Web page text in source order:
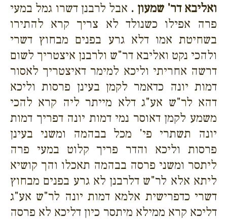
ואליבא דר' שמעון . אבל לרבנן דשרו גמל במעי
פרה אפילו כשנולד לא צריך קרא להתירו
בשחיטת אמו דלא גרע בפנים מבחוץ דשרי
ולהכי נקט ואליבא דר"ש ולרבנן איצטריך לשום
דרשה אחריתי וליכא למימר דאיצטריך לאסור
דמות יונה כדאמר לקמן בעינן פרסות וליכא
דהא לר"ש אע"ג דלא מייתר ליה קרא להכי
משמע לקמן דאוסר נמי דמות יונה דפריך דמות
יונה תשתרי פי' מכל בבהמה ומשני בעינן
פרסות וליכא והדר פריך קלוט במעי פרה
ליתסר ומשני פרסה בבהמה תאכלו והך קושיא
ליתא אלא לר"ש דלרבנן לא גרע בפנים מבחוץ
דשרי כדפרישית אלמא דמות יונה לר"ש אע"ג
דליכא קרא ממילא מיתסר כיון דליכא לא פרסה